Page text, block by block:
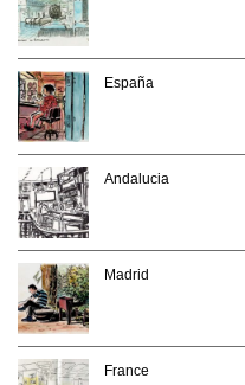
España
Andalucia
Madrid
France